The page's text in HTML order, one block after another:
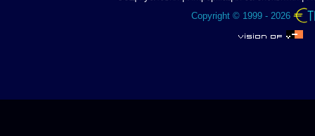
Copyright © 1999 - 2026